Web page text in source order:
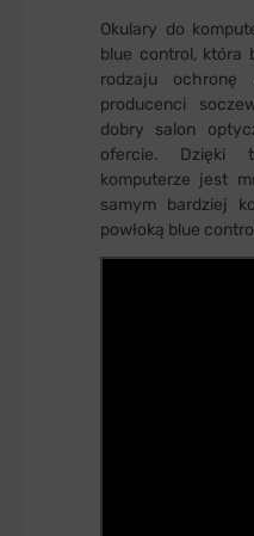
Okulary do
blue control, która
rodzaju
producenci
dobry salon
ofercie. Dzięki
komputerze jest
samym bardziej
powłoką blue